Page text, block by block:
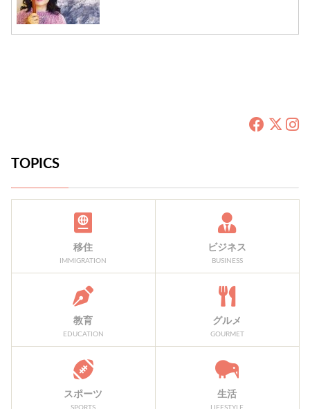
TOPICS
移住
IMMIGRATION
ビジネス
BUSINESS
教育
EDUCATION
グルメ
GOURMET
スポーツ 生活